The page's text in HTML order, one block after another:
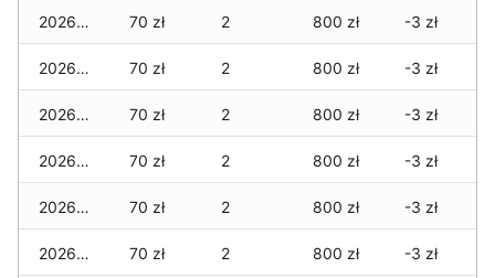
2026-07-05 70 zł 2 800 zł -3 zł
2026-07-04 70 zł 2 800 zł -3 zł
2026-07-03 70 zł 2 800 zł -3 zł
2026-07-02 70 zł 2 800 zł -3 zł
2026-07-01 70 zł 2 800 zł -3 zł
2026-06-30 70 zł 2 800 zł -3 zł